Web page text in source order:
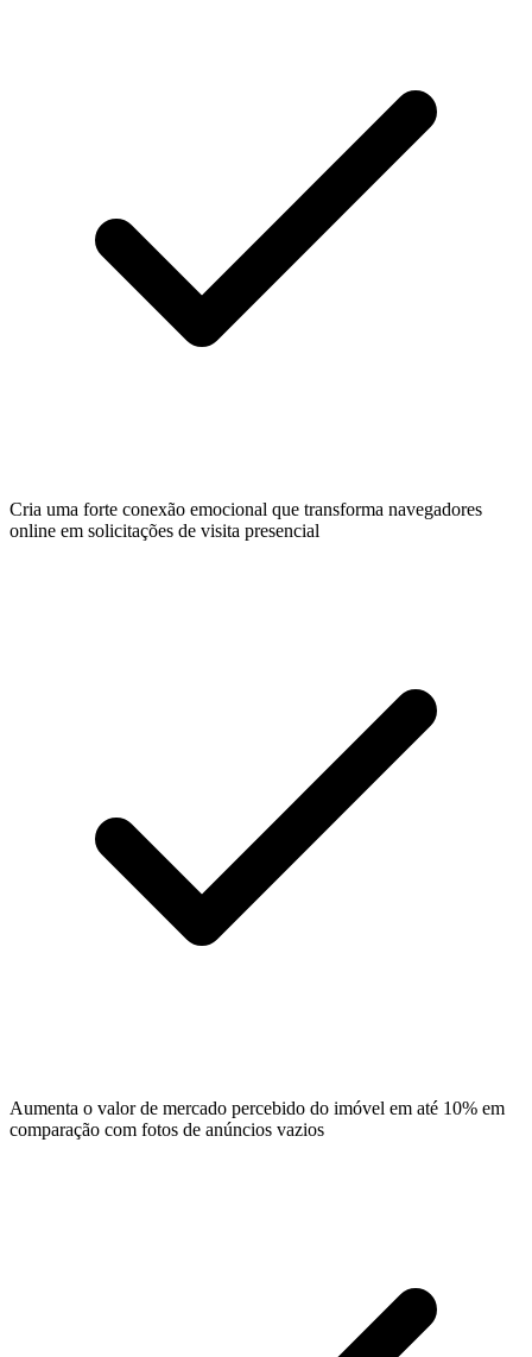
Cria uma forte conexão emocional que transforma navegadores
online em solicitações de visita presencial
Aumenta o valor de mercado percebido do imóvel em até 10% em
comparação com fotos de anúncios vazios